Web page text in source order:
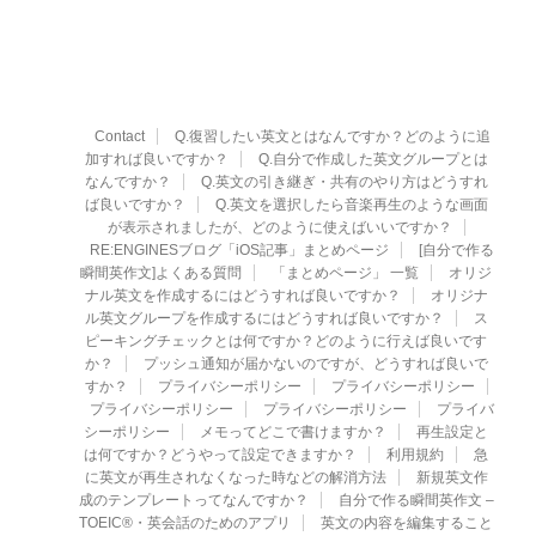
Contact
Q.復習したい英文とはなんですか？どのように追
加すれば良いですか？
Q.自分で作成した英文グループとは
なんですか？
Q.英文の引き継ぎ・共有のやり方はどうすれ
ば良いですか？
Q.英文を選択したら音楽再生のような画面
が表示されましたが、どのように使えばいいですか？
RE:ENGINESブログ「iOS記事」まとめページ
[自分で作る
瞬間英作文]よくある質問
「まとめページ」 一覧
オリジ
ナル英文を作成するにはどうすれば良いですか？
オリジナ
ル英文グループを作成するにはどうすれば良いですか？
ス
ピーキングチェックとは何ですか？どのように行えば良いです
か？
プッシュ通知が届かないのですが、どうすれば良いで
すか？
プライバシーポリシー
プライバシーポリシー
プライバシーポリシー
プライバシーポリシー
プライバ
シーポリシー
メモってどこで書けますか？
再生設定と
は何ですか？どうやって設定できますか？
利用規約
急
に英文が再生されなくなった時などの解消方法
新規英文作
成のテンプレートってなんですか？
自分で作る瞬間英作文 –
TOEIC®・英会話のためのアプリ
英文の内容を編集すること